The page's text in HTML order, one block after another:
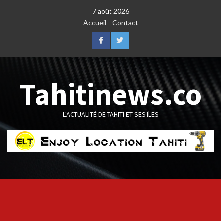
7 août 2026
Accueil
Contact
FacebookTwitter
Tahitinews.co
L'ACTUALITÉ DE TAHITI ET SES ÎLES